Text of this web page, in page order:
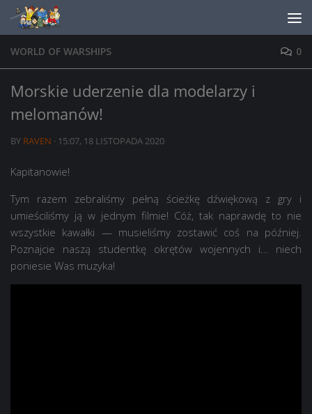
Skip to content
WORLD OF WARSHIPS 0
Morskie uderzenie dla modelarzy i
melomanów!
BY RAVEN · 15:07, 18 LISTOPADA 2020
Kapitanowie!
Tym razem zebraliśmy pełną ścieżkę dźwiękową z gry i
umieściliśmy ją w jednym filmie! Cóż, tak naprawdę to nie
wszystkie kawałki — musieliśmy zostawić coś na później.
Poznajcie naszą studentkę okrętów wojennych i… niech
poniesie Was muzyka!